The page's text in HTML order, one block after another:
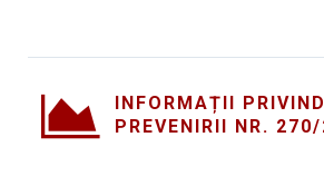
INFORMAȚII
PREVENIRII NR.